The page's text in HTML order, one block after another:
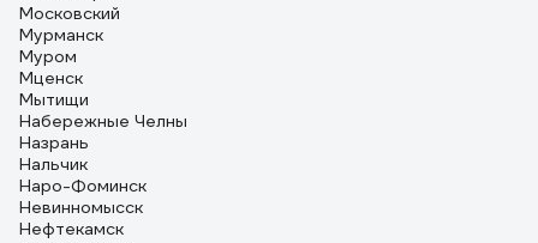
Московский
Мурманск
Муром
Мценск
Мытищи
Набережные Челны
Назрань
Нальчик
Наро-Фоминск
Невинномысск
Нефтекамск